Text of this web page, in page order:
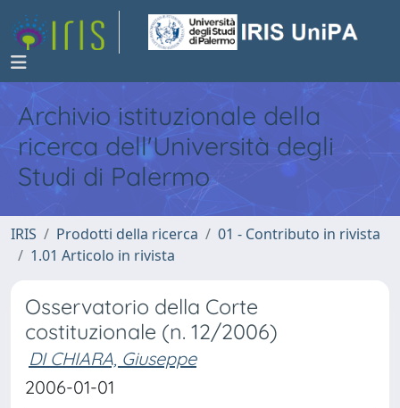
Archivio istituzionale della
ricerca dell'Università degli
Studi di Palermo
IRIS Prodotti della ricerca
01 - Contributo in rivista
1.01 Articolo in rivista
Osservatorio della Corte
costituzionale (n. 12/2006)
DI CHIARA, Giuseppe
2006-01-01